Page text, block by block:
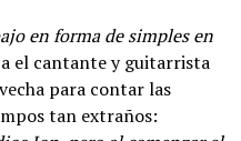
en forma de simples en
el cantante y guitarrista
para contar las
tan extraños: